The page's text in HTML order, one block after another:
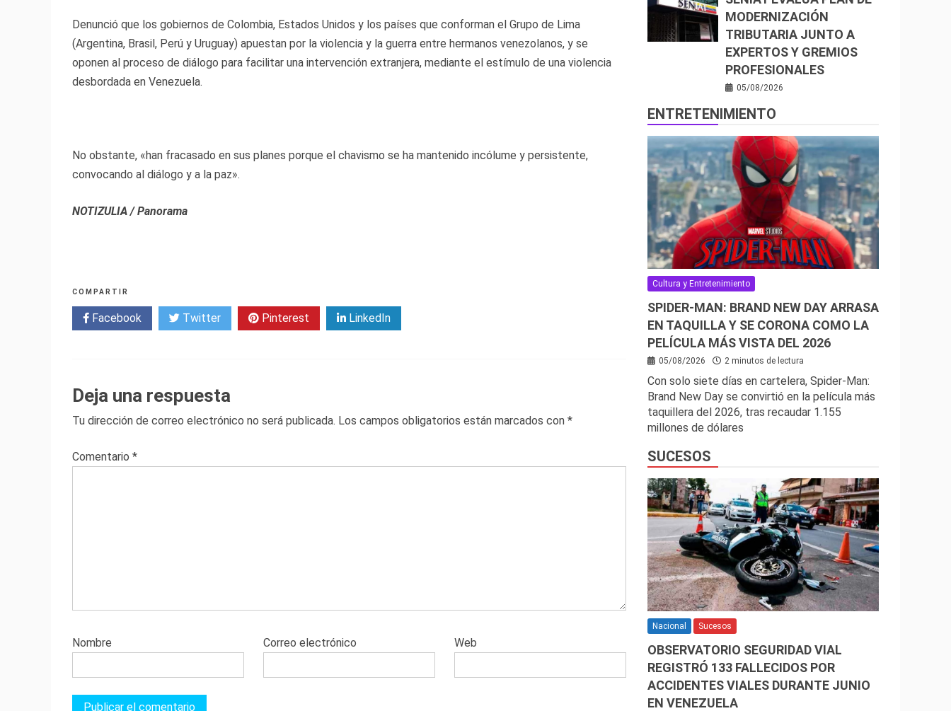
Denunció que los gobiernos de Colombia, Estados Unidos y los países que conforman el Grupo de Lima
(Argentina, Brasil, Perú y Uruguay) apuestan por la violencia y la guerra entre hermanos venezolanos, y se
oponen al proceso de diálogo para facilitar una intervención extranjera, mediante el estímulo de una violencia
desbordada en Venezuela.
No obstante, «han fracasado en sus planes porque el chavismo se ha mantenido incólume y persistente,
convocando al diálogo y a la paz».
NOTIZULIA / Panorama
COMPARTIR
Facebook Twitter Pinterest LinkedIn
Deja una respuesta
Tu dirección de correo electrónico no será publicada. Los campos obligatorios están marcados con *
Comentario *
Nombre Correo electrónico Web
MODERNIZACIÓN
TRIBUTARIA JUNTO A
EXPERTOS Y GREMIOS
PROFESIONALES
05/08/2026
ENTRETENIMIENTO
Cultura y Entretenimiento
SPIDER-MAN: BRAND NEW DAY ARRASA
EN TAQUILLA Y SE CORONA COMO LA
PELÍCULA MÁS VISTA DEL 2026
05/08/2026 2 minutos de lectura
Con solo siete días en cartelera, Spider-Man:
Brand New Day se convirtió en la película más
taquillera del 2026, tras recaudar 1.155
millones de dólares
SUCESOS
Nacional Sucesos
OBSERVATORIO SEGURIDAD VIAL
REGISTRÓ 133 FALLECIDOS POR
ACCIDENTES VIALES DURANTE JUNIO
EN VENEZUELA